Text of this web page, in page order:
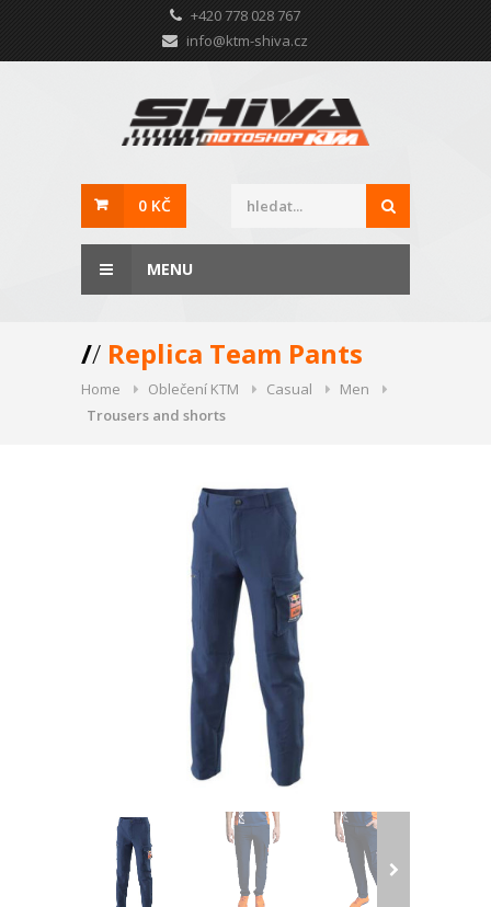
+420 778 028 767
info@ktm-shiva.cz
0 KČ
MENU
// Replica Team Pants
Home Oblečení KTM Casual
Men
Trousers and shorts